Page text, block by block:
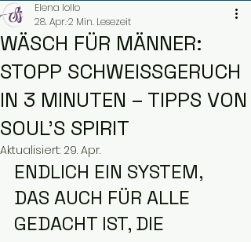
WÄSCH FÜR MÄNNER:
STOPP SCHWEISSGERUCH
IN 3 MINUTEN – TIPPS VON
SOUL’S SPIRIT
Elena Iollo
28. Apr.2 Min. Lesezeit
Aktualisiert: 29. Apr.
ENDLICH EIN SYSTEM,
DAS AUCH FÜR ALLE
GEDACHT IST, DIE